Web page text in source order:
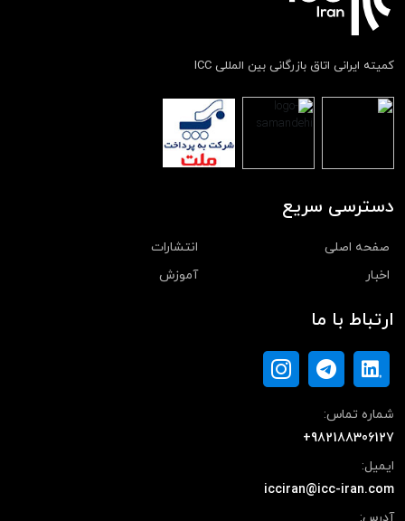
کمیته ایرانی اتاق بازرگانی بین المللی ICC
دسترسی سریع
صفحه اصلی
انتشارات
اخبار
آموزش
ارتباط با ما
شماره تماس:
+982188306127
ایمیل:
icciran@icc-iran.com